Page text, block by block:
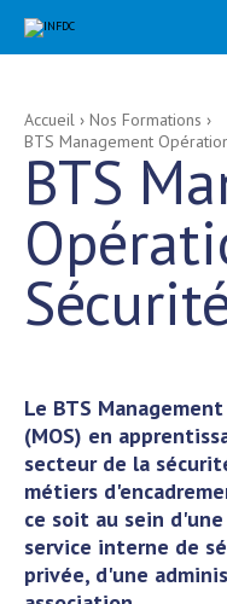
contenu.
navigation
Outils
personnels
Accueil › Nos Formations ›
BTS Management
BTS
Le BTS
(MOS) en
secteur de la
métiers
ce soit au sein
service interne de
privée, d'une